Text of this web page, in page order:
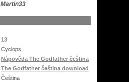
Martin33
13
Cyclops
Nápověda The Godfather čeština
The Godfather čeština download
Čeština